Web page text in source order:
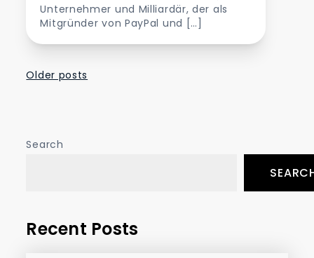
Unternehmer und Milliardär, der als
Mitgründer von PayPal und […]
Posts
Older posts
Search
Recent Posts